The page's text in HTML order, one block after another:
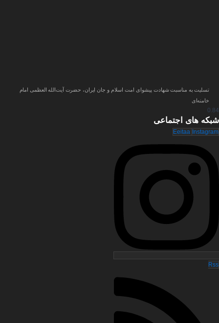
تسلیت به مناسبت شهادت پیشوای امت اسلام و جان ایران، حضرت آیت‌الله العظمی امام
خامنه‌ای
های اجتماعی
Eeitaa